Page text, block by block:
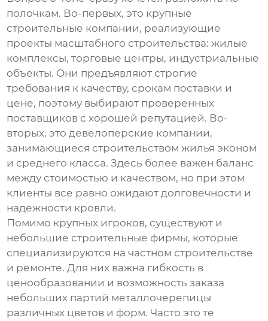
полочкам. Во-первых, это крупные
строительные компании, реализующие
проекты масштабного строительства: жилые
комплексы, торговые центры, индустриальные
объекты. Они предъявляют строгие
требования к качеству, срокам поставки и
цене, поэтому выбирают проверенных
поставщиков с хорошей репутацией. Во-
вторых, это девелоперские компании,
занимающиеся строительством жилья эконом
и среднего класса. Здесь более важен баланс
между стоимостью и качеством, но при этом
клиенты все равно ожидают долговечности и
надежности кровли.
Помимо крупных игроков, существуют и
небольшие строительные фирмы, которые
специализируются на частном строительстве
и ремонте. Для них важна гибкость в
ценообразовании и возможность заказа
небольших партий металлочерепицы
различных цветов и форм. Часто это те